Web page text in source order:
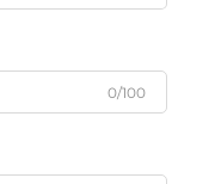
0/100